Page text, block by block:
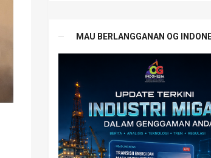
MAU BERLANGGANAN OG